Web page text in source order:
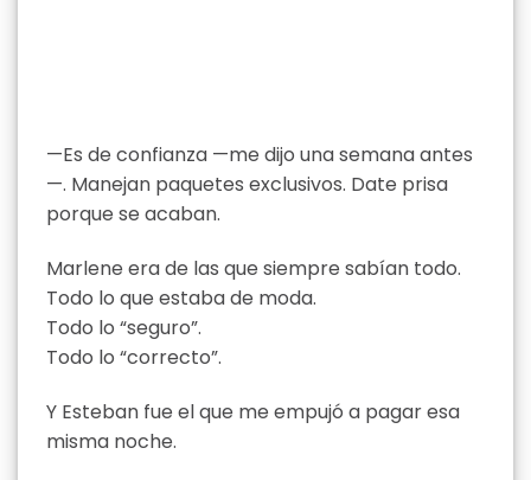
—Es de confianza —me dijo una semana antes
—. Manejan paquetes exclusivos. Date prisa
porque se acaban.
Marlene era de las que siempre sabían todo.
Todo lo que estaba de moda.
Todo lo “seguro”.
Todo lo “correcto”.
Y Esteban fue el que me empujó a pagar esa
misma noche.